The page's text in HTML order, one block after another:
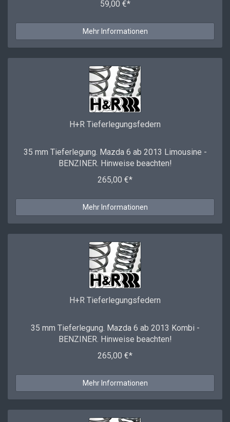
59,00 €*
Mehr Informationen
H+R Tieferlegungsfedern
35 mm Tieferlegung. Mazda 6 ab 2013 Limousine -
BENZINER. Hinweise beachten!
265,00 €*
Mehr Informationen
H+R Tieferlegungsfedern
35 mm Tieferlegung. Mazda 6 ab 2013 Kombi -
BENZINER. Hinweise beachten!
265,00 €*
Mehr Informationen